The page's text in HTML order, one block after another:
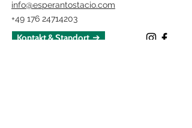
info@esperantostacio.com
+49 176 24714203
Kontakt & Standort